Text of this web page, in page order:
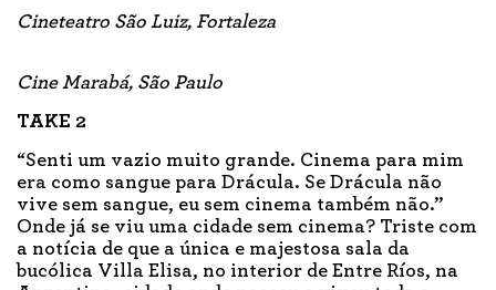
Cineteatro São Luiz, Fortaleza
Cine Marabá, São Paulo
TAKE 2
“Senti um vazio muito grande. Cinema para mim
era como sangue para Drácula. Se Drácula não
vive sem sangue, eu sem cinema também não.”
Onde já se viu uma cidade sem cinema? Triste com
a notícia de que a única e majestosa sala da
bucólica Villa Elisa, no interior de Entre Ríos, na